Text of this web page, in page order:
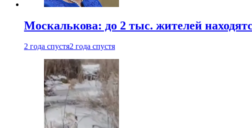
Москалькова: до 2 тыс. жителей
2 года спустя2 года спустя